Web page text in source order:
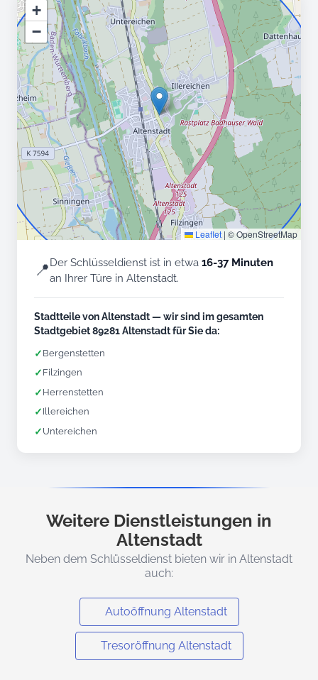
+
−
Leaflet | © OpenStreetMap
📍Der Schlüsseldienst ist in etwa 16-37 Minuten
an Ihrer Türe in Altenstadt.
Stadtteile von Altenstadt — wir sind im gesamten
Stadtgebiet 89281 Altenstadt für Sie da:
✓ Bergenstetten
✓ Filzingen
✓ Herrenstetten
✓ Illereichen
✓ Untereichen
Weitere Dienstleistungen in
Altenstadt
Neben dem Schlüsseldienst bieten wir in Altenstadt
auch:
Autoöffnung Altenstadt
Tresoröffnung Altenstadt